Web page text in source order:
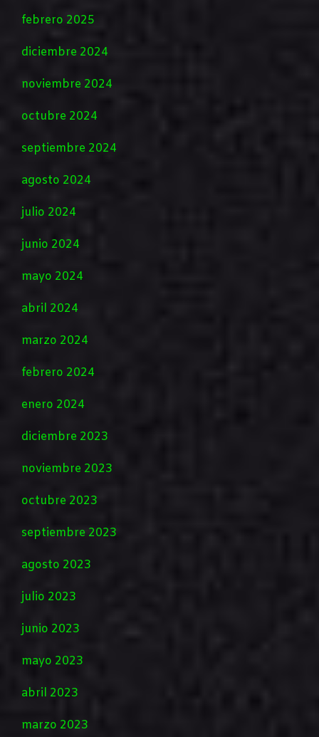
febrero 2025
diciembre 2024
noviembre 2024
octubre 2024
septiembre 2024
agosto 2024
julio 2024
junio 2024
mayo 2024
abril 2024
marzo 2024
febrero 2024
enero 2024
diciembre 2023
noviembre 2023
octubre 2023
septiembre 2023
agosto 2023
julio 2023
junio 2023
mayo 2023
abril 2023
marzo 2023